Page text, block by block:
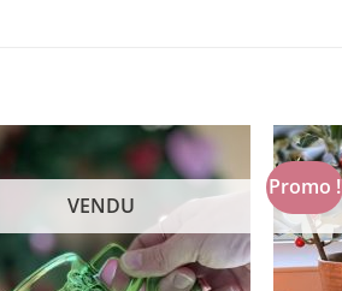
VENDU
Promo !